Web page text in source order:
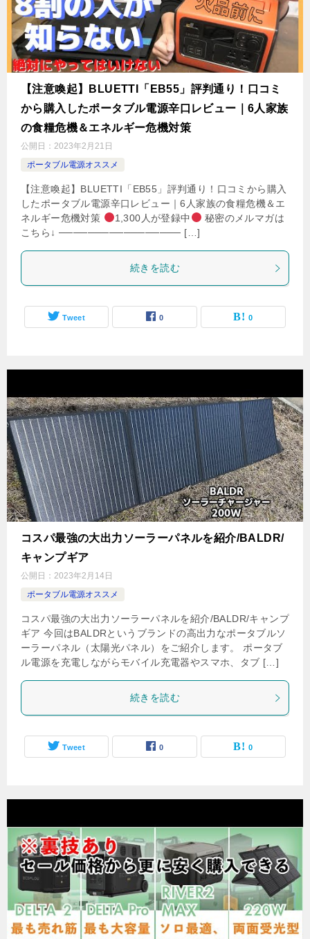
【注意喚起】BLUETTI「EB55」評判通り！口コミ
から購入したポータブル電源辛口レビュー｜6人家族
の食糧危機＆エネルギー危機対策
公開日： 2023年2月21日
ポータブル電源オススメ
【注意喚起】BLUETTI「EB55」評判通り！口コミから購入
したポータブル電源辛口レビュー｜6人家族の食糧危機＆エ
ネルギー危機対策
1,300人が登録中
秘密のメルマガは
こちら↓ ───────────────── […]
続きを読む
Tweet 0 0
コスパ最強の大出力ソーラーパネルを紹介/BALDR/
キャンプギア
公開日： 2023年2月14日
ポータブル電源オススメ
コスパ最強の大出力ソーラーパネルを紹介/BALDR/キャンプ
ギア 今回はBALDRというブランドの高出力なポータブルソ
ーラーパネル（太陽光パネル）をご紹介します。 ポータブ
ル電源を充電しながらモバイル充電器やスマホ、タブ […]
続きを読む
Tweet 0 0